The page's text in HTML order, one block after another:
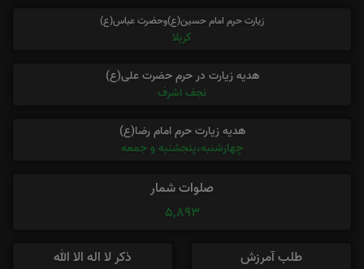
زیارت حرم امام حسین(ع)وحضرت عباس(ع)
کربلا
هدیه زیارت در حرم حضرت علی(ع)
نجف اشرف
هدیه زیارت حرم امام رضا(ع)
چهارشنبه،پنجشنبه و جمعه
صلوات شمار
5,893
طلب آمرزش
ذکر لا اله الا الله